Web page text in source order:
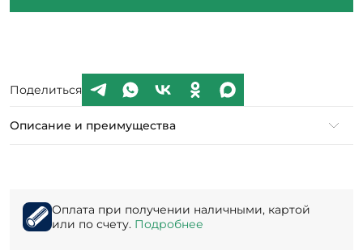
Поделиться
Описание и преимущества
Оплата при получении наличными, картой
или по счету. Подробнее